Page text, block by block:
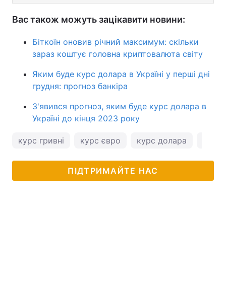
Вас також можуть зацікавити новини:
Біткоїн оновив річний максимум: скільки
зараз коштує головна криптовалюта світу
Яким буде курс долара в Україні у перші дні
грудня: прогноз банкіра
З'явився прогноз, яким буде курс долара в
Україні до кінця 2023 року
курс гривні курс євро курс долара
ПІДТРИМАЙТЕ НАС